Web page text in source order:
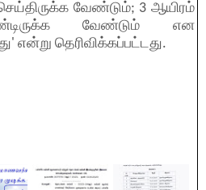
வேண்டும்; 3 ஆயிரம்
வேண்டும் என
என்று தெரிவிக்கப்பட்டது.